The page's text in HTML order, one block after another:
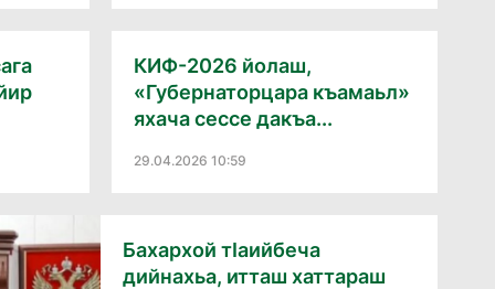
КИФ-2026 йолаш,
«Губернаторцара къамаьл»
яхача сессе дакъа...
29.04.2026 10:59
Бахархой тӏаийбеча
дийнахьа, итташ хаттараш